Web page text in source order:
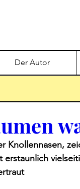
Der Autor
Knollennasen,
erstaunlich